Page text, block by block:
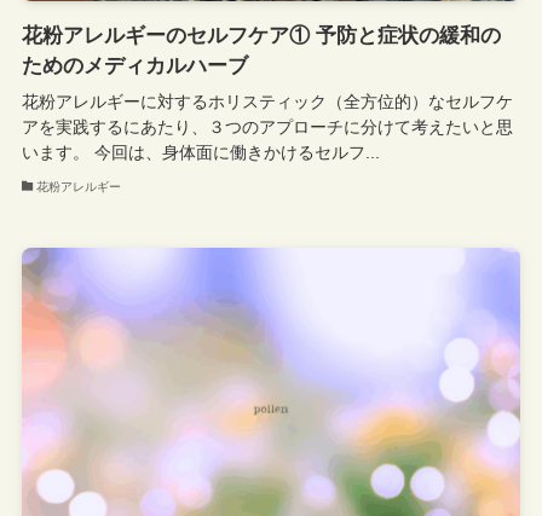
花粉アレルギーのセルフケア① 予防と症状の緩和の
ためのメディカルハーブ
花粉アレルギーに対するホリスティック（全方位的）なセルフケ
アを実践するにあたり、３つのアプローチに分けて考えたいと思
います。 今回は、身体面に働きかけるセルフ...
花粉アレルギー